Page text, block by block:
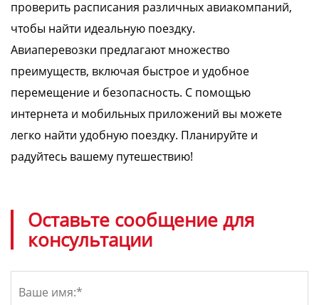
проверить расписания различных авиакомпаний,
чтобы найти идеальную поездку.
Авиаперевозки предлагают множество
преимуществ, включая быстрое и удобное
перемещение и безопасность. С помощью
интернета и мобильных приложений вы можете
легко найти удобную поездку. Планируйте и
радуйтесь вашему путешествию!
Оставьте сообщение для
консультации